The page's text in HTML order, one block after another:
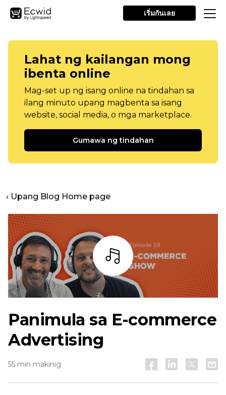
เริ่มกันเลย
Lahat ng kailangan mong
ibenta online
Mag-set up ng isang online na tindahan sa
ilang minuto upang magbenta sa isang
website, social media, o mga marketplace.
Gumawa ng tindahan
‹ Upang Blog Home page
Bar
Panimula sa E-commerce
Advertising
55 min makinig